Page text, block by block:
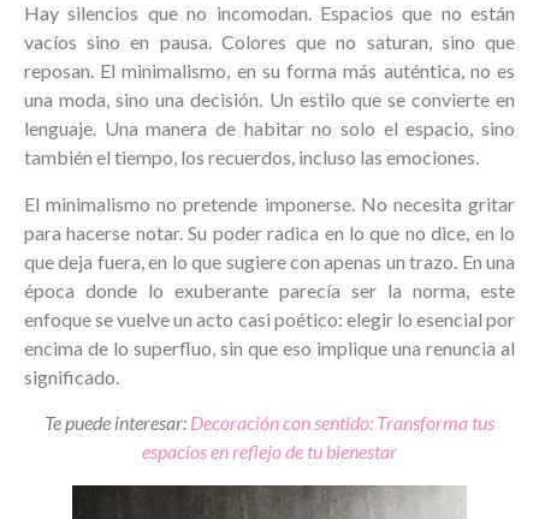
Hay silencios que no incomodan. Espacios que no están
vacíos sino en pausa. Colores que no saturan, sino que
reposan. El minimalismo, en su forma más auténtica, no es
una moda, sino una decisión. Un estilo que se convierte en
lenguaje. Una manera de habitar no solo el espacio, sino
también el tiempo, los recuerdos, incluso las emociones.
El minimalismo no pretende imponerse. No necesita gritar
para hacerse notar. Su poder radica en lo que no dice, en lo
que deja fuera, en lo que sugiere con apenas un trazo. En una
época donde lo exuberante parecía ser la norma, este
enfoque se vuelve un acto casi poético: elegir lo esencial por
encima de lo superfluo, sin que eso implique una renuncia al
significado.
Te puede interesar: Decoración con sentido: Transforma tus
espacios en reflejo de tu bienestar